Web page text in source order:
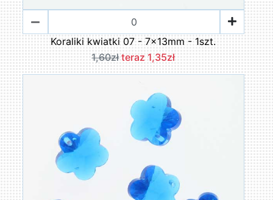
Koraliki kwiatki 07 - 7x13mm - 1szt.
1,60zł teraz 1,35zł